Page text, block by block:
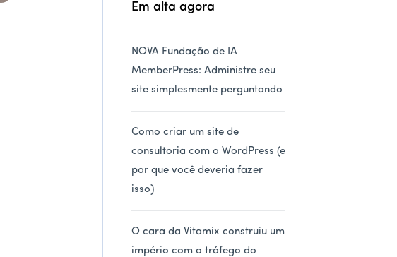
Em alta agora
NOVA Fundação de IA
MemberPress: Administre seu
site simplesmente perguntando
Como criar um site de
consultoria com o WordPress (e
por que você deveria fazer
isso)
O cara da Vitamix construiu um
império com o tráfego do